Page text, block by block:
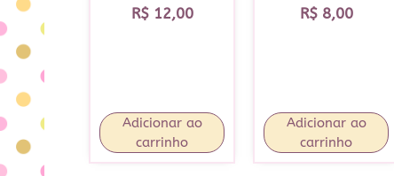
R$12,00
Adicionar ao
carrinho
R$8,00
Adicionar ao
carrinho